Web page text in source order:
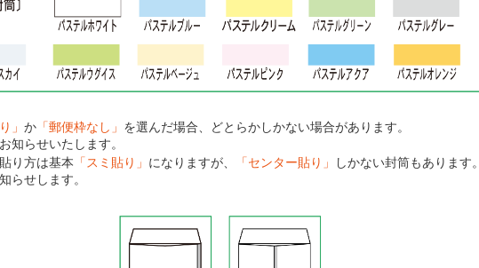
」 か 「郵便枠なし」 を選んだ場合、どとらかしかない場合があります。
知らせいたします。
り方は基本 「スミ貼り」 になりますが、 「センター貼り」
しかない封筒もあります。
らせします。